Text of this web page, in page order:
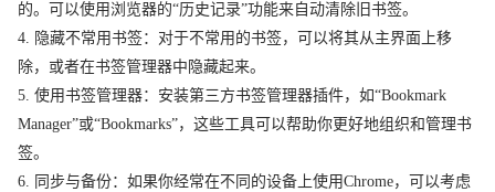
的。可以使用浏览器的“历史记录”功能来自动清除旧书签。
4. 隐藏不常用书签：对于不常用的书签，可以将其从主界面上移
除，或者在书签管理器中隐藏起来。
5. 使用书签管理器：安装第三方书签管理器插件，如“Bookmark
Manager”或“Bookmarks”，这些工具可以帮助你更好地组织和管理书
签。
6. 同步与备份：如果你经常在不同的设备上使用Chrome，可以考虑